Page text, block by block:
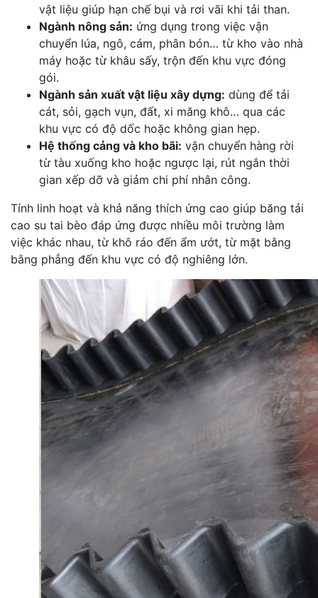
vật liệu giúp hạn chế bụi và rơi vãi khi tải than.
Ngành nông sản: ứng dụng trong việc vận
chuyển lúa, ngô, cám, phân bón… từ kho vào nhà
máy hoặc từ khâu sấy, trộn đến khu vực đóng
gói.
Ngành sản xuất vật liệu xây dựng: dùng để tải
cát, sỏi, gạch vụn, đất, xi măng khô… qua các
khu vực có độ dốc hoặc không gian hẹp.
Hệ thống cảng và kho bãi: vận chuyển hàng rời
từ tàu xuống kho hoặc ngược lại, rút ngắn thời
gian xếp dỡ và giảm chi phí nhân công.
Tính linh hoạt và khả năng thích ứng cao giúp băng tải
cao su tai bèo đáp ứng được nhiều môi trường làm
việc khác nhau, từ khô ráo đến ẩm ướt, từ mặt bằng
bằng phẳng đến khu vực có độ nghiêng lớn.